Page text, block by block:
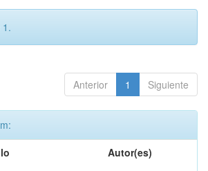
Anterior 1 Siguiente
Autor(es)